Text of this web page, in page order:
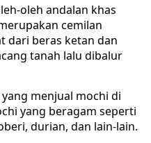
oleh andalan khas
cemilan
dari beras ketan dan
tanah lalu dibalur
menjual mochi di
yang beragam seperti
durian, dan lain-lain.